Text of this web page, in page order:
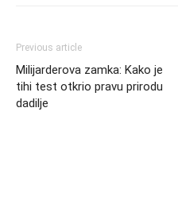
Previous article
Milijarderova zamka: Kako je
tihi test otkrio pravu prirodu
dadilje